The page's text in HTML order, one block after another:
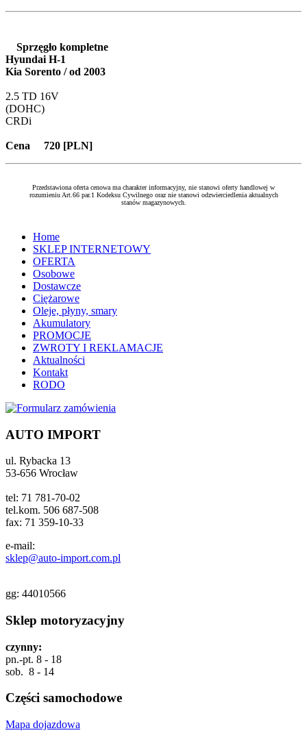
Sprzęgło kompletne
Hyundai H-1
Kia Sorento / od 2003
2.5 TD 16V
(DOHC)
CRDi
Cena 720 [PLN]
Przedstawiona oferta cenowa ma charakter informacyjny, nie stanowi oferty handlowej w
rozumieniu Art.66 par.1 Kodeksu Cywilnego oraz nie stanowi odzwierciedlenia aktualnych
stanów magazynowych.
Home
SKLEP INTERNETOWY
OFERTA
Osobowe
Dostawcze
Ciężarowe
Oleje, płyny, smary
Akumulatory
PROMOCJE
ZWROTY I REKLAMACJE
Aktualności
Kontakt
RODO
AUTO IMPORT
ul. Rybacka 13
53-656 Wrocław
tel: 71 781-70-02
tel.kom. 506 687-508
fax: 71 359-10-33
e-mail:
sklep@auto-import.com.pl
gg: 44010566
Sklep motoryzacyjny
czynny:
pn.-pt. 8 - 18
sob. 8 - 14
Części samochodowe
Mapa dojazdowa